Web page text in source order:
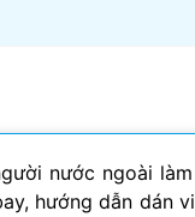
nước ngoài
hướng dẫn dán